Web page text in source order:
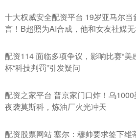
十大权威安全配资平台 19岁亚马尔当
言！B超照为AI合成，他和女友社媒
配资114 面临多项争议，影响比赛“美
杯“科技判罚”引发疑问
配资之家平台 普京家门口炸！乌
夜袭莫斯科，炼油厂火光冲天
配资股票网站 塞尔：穆帅要求签下维